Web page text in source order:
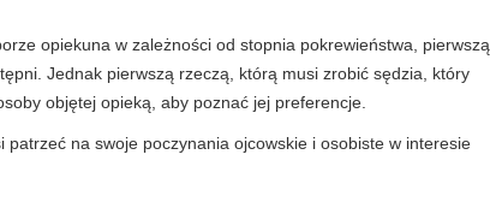
opiekuna w zależności od stopnia pokrewieństwa, pierwszą
Jednak pierwszą rzeczą, którą musi zrobić sędzia, który
objętej opieką, aby poznać jej preferencje.
na swoje poczynania ojcowskie i osobiste w interesie